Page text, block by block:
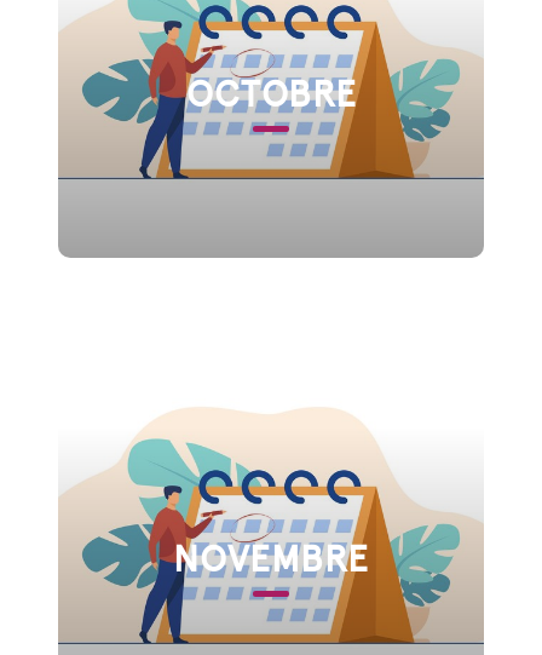
OCTOBRE
NOVEMBRE